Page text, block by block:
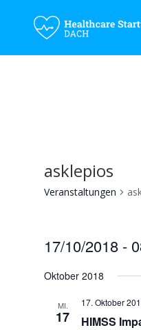
asklepios
Veranstaltungen
17/10/2018 -
wählen.
Oktober 2018
MI.
17
17. Oktober
HIMSS